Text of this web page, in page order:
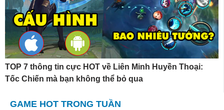
TOP 7 thông tin cực HOT về Liên Minh Huyền Thoại:
Tốc Chiến mà bạn không thể bỏ qua
GAME HOT TRONG TUẦN